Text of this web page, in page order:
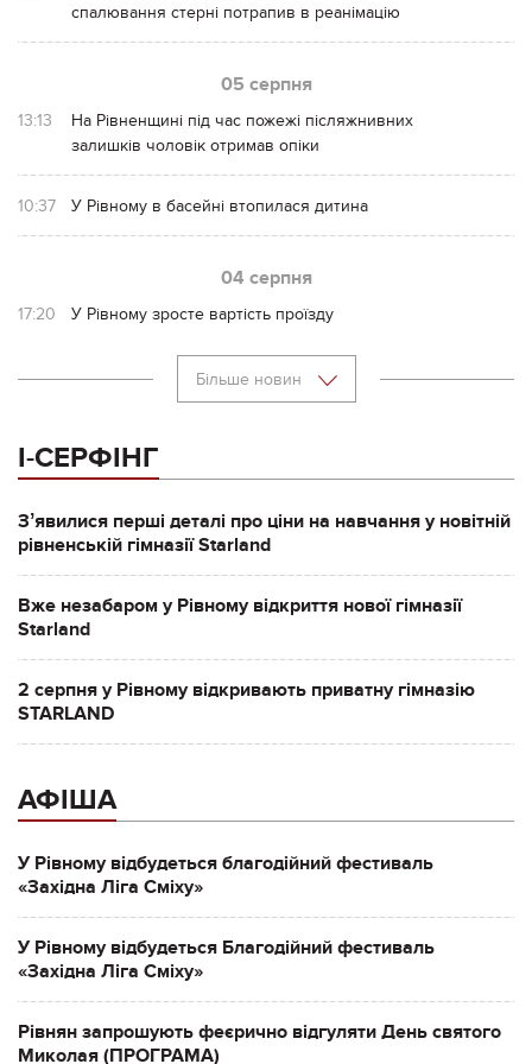
спалювання стерні потрапив в реанімацію
05 серпня
13:13
На Рівненщині під час пожежі післяжнивних
залишків чоловік отримав опіки
10:37 У Рівному в басейні втопилася дитина
04 серпня
17:20 У Рівному зросте вартість проїзду
Більше новин
І-СЕРФІНГ
Зʼявилися перші деталі про ціни на навчання у новітній
рівненській гімназії Starland
Вже незабаром у Рівному відкриття нової гімназії
Starland
2 серпня у Рівному відкривають приватну гімназію
STARLAND
АФІША
У Рівному відбудеться благодійний фестиваль
«Західна Ліга Сміху»
У Рівному відбудеться Благодійний фестиваль
«Західна Ліга Сміху»
Рівнян запрошують феєрично відгуляти День святого
Миколая (ПРОГРАМА)